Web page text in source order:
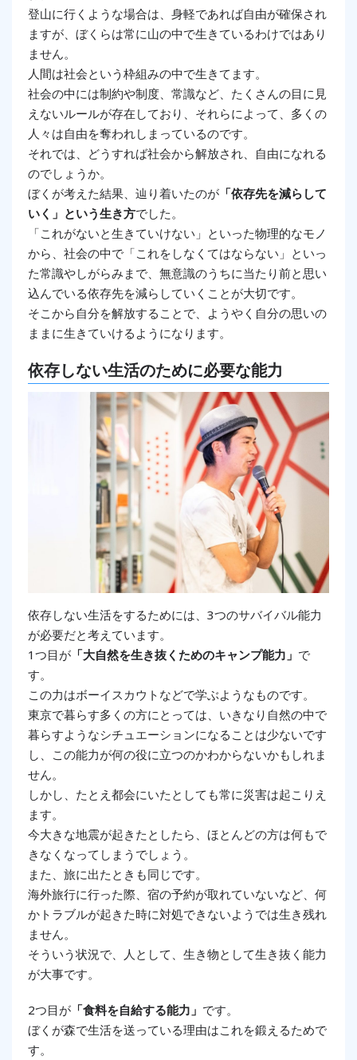
登山に行くような場合は、身軽であれば自由が確保され
ますが、ぼくらは常に山の中で生きているわけではあり
ません。
人間は社会という枠組みの中で生きてます。
社会の中には制約や制度、常識など、たくさんの目に見
えないルールが存在しており、それらによって、多くの
人々は自由を奪われしまっているのです。
それでは、どうすれば社会から解放され、自由になれる
のでしょうか。
ぼくが考えた結果、辿り着いたのが 「依存先を減らして
いく」という生き方でした。
「これがないと生きていけない」といった物理的なモノ
から、社会の中で「これをしなくてはならない」といっ
た常識やしがらみまで、無意識のうちに当たり前と思い
込んでいる依存先を減らしていくことが大切です。
そこから自分を解放することで、ようやく自分の思いの
ままに生きていけるようになります。
依存しない生活のために必要な能力
依存しない生活をするためには、3つのサバイバル能力
が必要だと考えています。
1つ目が 「大自然を生き抜くためのキャンプ能力」 で
す。
この力はボーイスカウトなどで学ぶようなものです。
東京で暮らす多くの方にとっては、いきなり自然の中で
暮らすようなシチュエーションになることは少ないです
し、この能力が何の役に立つのかわからないかもしれま
せん。
しかし、たとえ都会にいたとしても常に災害は起こりえ
ます。
今大きな地震が起きたとしたら、ほとんどの方は何もで
きなくなってしまうでしょう。
また、旅に出たときも同じです。
海外旅行に行った際、宿の予約が取れていないなど、何
かトラブルが起きた時に対処できないようでは生き残れ
ません。
そういう状況で、人として、生き物として生き抜く能力
が大事です。
2つ目が 「食料を自給する能力」 です。
ぼくが森で生活を送っている理由はこれを鍛えるためで
す。